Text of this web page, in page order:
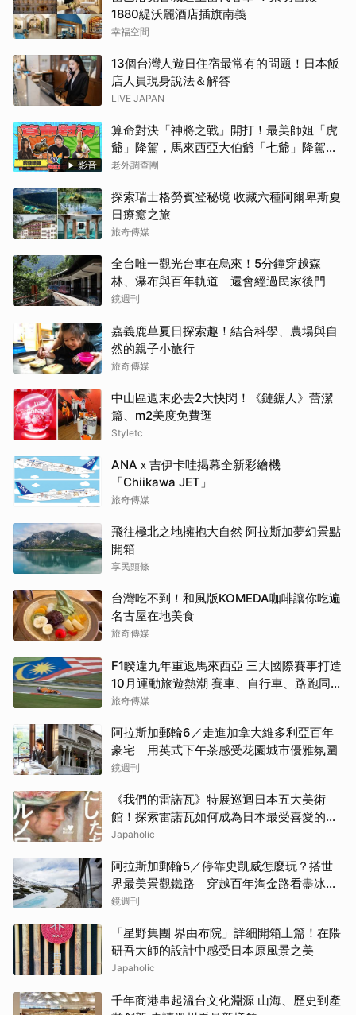
1880緹沃麗酒店插旗南義
幸福空間
13個台灣人遊日住宿最常有的問題！日本飯
店人員現身說法＆解答
LIVE JAPAN
影音
算命對決「神將之戰」開打！最美師姐「虎
爺」降駕，馬來西亞大伯爺「七爺」降駕。
當虎爺對上七爺，神明之間的較量究竟誰會
老外調查團
探索瑞士格勞賓登秘境 收藏六種阿爾卑斯夏
日療癒之旅
旅奇傳媒
全台唯一觀光台車在烏來！5分鐘穿越森
林、瀑布與百年軌道 還會經過民家後門
鏡週刊
嘉義鹿草夏日探索趣！結合科學、農場與自
然的親子小旅行
旅奇傳媒
中山區週末必去2大快閃！《鏈鋸人》蕾潔
篇、m2美度免費逛
Styletc
ANAｘ吉伊卡哇揭幕全新彩繪機
「Chiikawa JET」
旅奇傳媒
飛往極北之地擁抱大自然 阿拉斯加夢幻景點
開箱
享民頭條
台灣吃不到！和風版KOMEDA咖啡讓你吃遍
名古屋在地美食
旅奇傳媒
F1睽違九年重返馬來西亞 三大國際賽事打造
10月運動旅遊熱潮 賽車、自行車、路跑同週
登場
旅奇傳媒
阿拉斯加郵輪6／走進加拿大維多利亞百年
豪宅 用英式下午茶感受花園城市優雅氛圍
鏡週刊
《我們的雷諾瓦》特展巡迴日本五大美術
館！探索雷諾瓦如何成為日本最受喜愛的印
象派畫家
Japaholic
阿拉斯加郵輪5／停靠史凱威怎麼玩？搭世
界最美景觀鐵路 穿越百年淘金路看盡冰
河、峽谷與雪山
鏡週刊
「星野集團 界由布院」詳細開箱上篇！在隈
研吾大師的設計中感受日本原風景之美
Japaholic
千年商港串起溫台文化淵源 山海、歷史到產